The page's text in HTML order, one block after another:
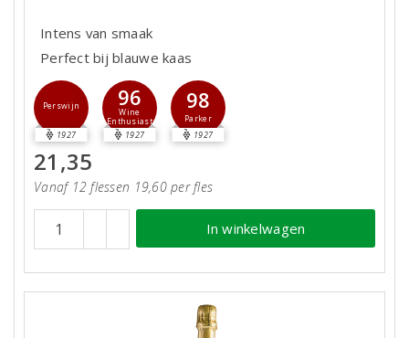
Intens van smaak
Perfect bij blauwe kaas
Perswijn
1927
96
Wine
Enthusiast
1927
98
Parker
1927
21,35
Vanaf 12 flessen 19,60 per fles
In winkelwagen